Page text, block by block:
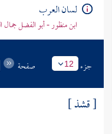
لسان العرب
ابن منظور - أبو الفضل
جزء 12 صفحة
[ قشذ ]